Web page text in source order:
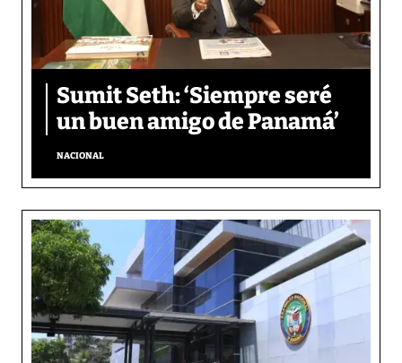
Sumit Seth: ‘Siempre seré
un buen amigo de Panamá’
NACIONAL